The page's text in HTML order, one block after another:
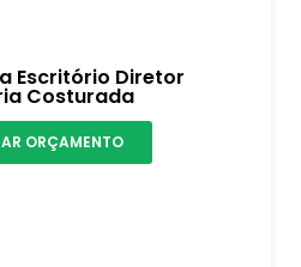
Escritório Diretor
Costurada
ORÇAMENTO